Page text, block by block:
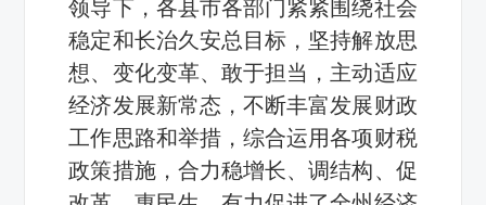
领导下，各县市各部门紧紧围绕社会
稳定和长治久安总目标，坚持解放思
想、变化变革、敢于担当，主动适应
经济发展新常态，不断丰富发展财政
工作思路和举措，综合运用各项财税
政策措施，合力稳增长、调结构、促